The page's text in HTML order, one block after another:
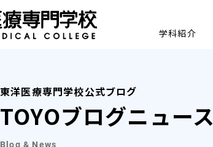
学科紹介
東洋医療専門学校公式ブログ
TOYOブログニュース
Blog & News